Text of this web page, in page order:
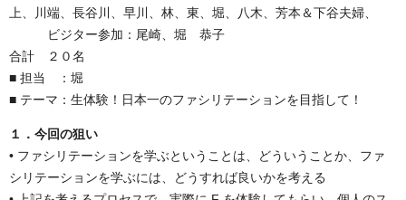
上、川端、長谷川、早川、林、東、堀、八木、芳本＆下谷夫婦、
ビジター参加：尾崎、堀 恭子
合計 ２０名
■ 担当 ：堀
■ テーマ：生体験！日本一のファシリテーションを目指して！
１．今回の狙い
• ファシリテーションを学ぶということは、どういうことか、ファ
シリテーションを学ぶには、どうすれば良いかを考える